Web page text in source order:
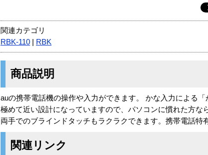
関連カテゴリ
RBK-110
RBK
商品説明
auの携帯電話機の操作や入力ができます。 かな入力による
極めて近い設計になっていますので、パソコンに慣れた方な
両手でのブラインドタッチもラクラクできます。携帯電話特
関連リンク